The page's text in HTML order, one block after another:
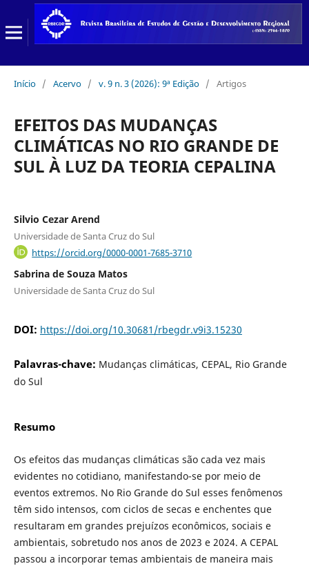
Início / Acervo / v. 9 n. 3 (2026): 9ª Edição / Artigos
EFEITOS DAS MUDANÇAS
CLIMÁTICAS NO RIO GRANDE DE
SUL À LUZ DA TEORIA CEPALINA
Silvio Cezar Arend
Universidade de Santa Cruz do Sul
https://orcid.org/0000-0001-7685-3710
Sabrina de Souza Matos
Universidade de Santa Cruz do Sul
DOI: https://doi.org/10.30681/rbegdr.v9i3.15230
Palavras-chave: Mudanças climáticas, CEPAL, Rio Grande
do Sul
Resumo
Os efeitos das mudanças climáticas são cada vez mais
evidentes no cotidiano, manifestando-se por meio de
eventos extremos. No Rio Grande do Sul esses fenômenos
têm sido intensos, com ciclos de secas e enchentes que
resultaram em grandes prejuízos econômicos, sociais e
ambientais, sobretudo nos anos de 2023 e 2024. A CEPAL
passou a incorporar temas ambientais de maneira mais